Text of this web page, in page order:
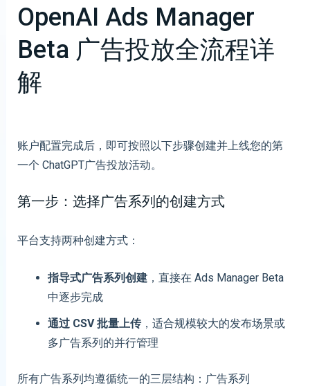
OpenAI Ads Manager
Beta 广告投放全流程详
解
账户配置完成后，即可按照以下步骤创建并上线您的第
一个 ChatGPT广告投放活动。
第一步：选择广告系列的创建方式
平台支持两种创建方式：
指导式广告系列创建，直接在 Ads Manager Beta
中逐步完成
通过 CSV 批量上传，适合规模较大的发布场景或
多广告系列的并行管理
所有广告系列均遵循统一的三层结构：广告系列